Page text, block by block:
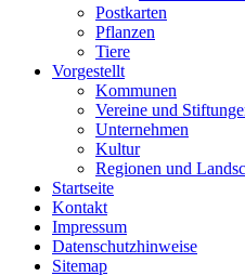
Postkarten
Pflanzen
Tiere
Vorgestellt
Kommunen
Vereine und
Unternehmen
Kultur
Regionen und
Startseite
Kontakt
Impressum
Datenschutzhinweise
Sitemap